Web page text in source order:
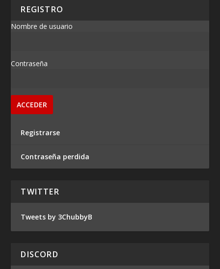
REGISTRO
Nombre de usuario
Contraseña
Registrarse
Contraseña perdida
TWITTER
Tweets by 3ChubbyB
DISCORD